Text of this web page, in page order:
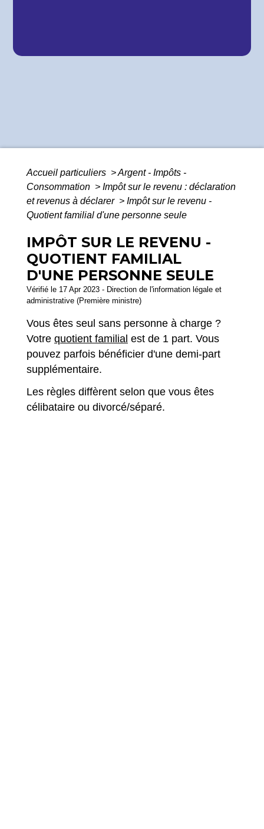
Accueil particuliers >Argent - Impôts -
Consommation > Impôt sur le revenu : déclaration
et revenus à déclarer > Impôt sur le revenu -
Quotient familial d'une personne seule
IMPÔT SUR LE REVENU -
QUOTIENT FAMILIAL
D'UNE PERSONNE SEULE
Vérifié le 17 Apr 2023 - Direction de l'information légale et
administrative (Première ministre)
Vous êtes seul sans personne à charge ?
Votre quotient familial est de 1 part. Vous
pouvez parfois bénéficier d'une demi-part
supplémentaire.
Les règles diffèrent selon que vous êtes
célibataire ou divorcé/séparé.